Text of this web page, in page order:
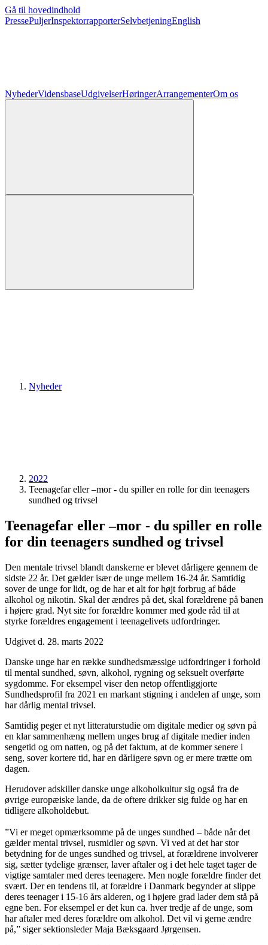
Gå til hovedindhold
PressePuljerInspektorrapporterSelvbetjeningEnglish
NyhederVidensbaseUdgivelserHøringerArrangementerOm os
Nyheder
2022
Teenagefar eller –mor - du spiller en rolle for din teenagers
sundhed og trivsel
Teenagefar eller –mor - du spiller en rolle
for din teenagers sundhed og trivsel
Den mentale trivsel blandt danskerne er blevet dårligere gennem de
sidste 22 år. Det gælder især de unge mellem 16-24 år. Samtidig
sover de unge for lidt, og de har et alt for højt forbrug af både
alkohol og nikotin. Skal der ændres på det, skal forældrene på banen
i højere grad. Nyt site for forældre kommer med gode råd til at
styrke forældres engagement i teenagelivets udfordringer.
Udgivet d. 28. marts 2022
Danske unge har en række sundhedsmæssige udfordringer i forhold
til mental sundhed, søvn, alkohol, rygning og seksuelt overførte
sygdomme. For eksempel viser den netop offentliggjorte
Sundhedsprofil fra 2021 en markant stigning i andelen af unge, som
har dårlig mental trivsel.
Samtidig peger et nyt litteraturstudie om digitale medier og søvn på
en klar sammenhæng mellem unges brug af digitale medier inden
sengetid og om natten, og på det faktum, at de kommer senere i
seng, sover kortere tid, har en dårligere søvn og er mere trætte om
dagen.
Herudover adskiller danske unge alkoholkultur sig også fra de
øvrige europæiske lande, da de oftere drikker sig fulde og har en
tidligere alkoholdebut.
”Vi er meget opmærksomme på de unges sundhed – både når det
gælder mental trivsel, rusmidler og søvn. Vi ved at det har stor
betydning for de unges sundhed og trivsel, at forældrene involverer
sig, sætter tydelige grænser, laver aftaler og i det hele taget tager de
vigtige samtaler med deres teenagere. Men nogle forældre finder det
svært. Der en tendens til, at forældre i Danmark begynder at slippe
deres teenager i 15-16 års alderen, og i højere grad lader dem stå på
egne ben. For eksempel er det kun ca. hver tredje af de unge, som
har aftaler med deres forældre om alkohol. Det vil vi gerne ændre
på,” siger sektionsleder Maja Bæksgaard Jørgensen.